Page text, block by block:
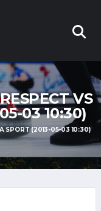
VS
03 10:30)
SPORT (2013-05-03 10:30)